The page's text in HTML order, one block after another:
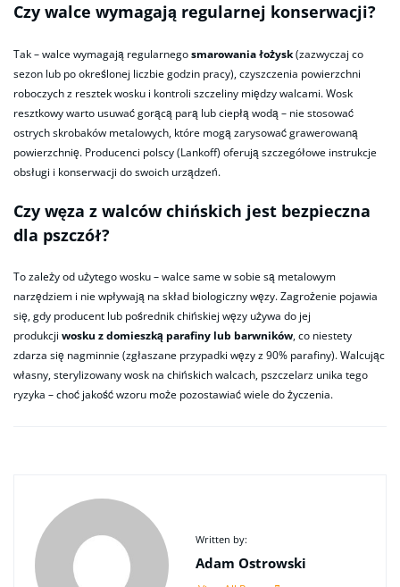
Czy walce wymagają regularnej konserwacji?
Tak – walce wymagają regularnegosmarowania łożysk(zazwyczaj co
sezon lub po określonej liczbie godzin pracy), czyszczenia powierzchni
roboczych z resztek wosku i kontroli szczeliny między walcami. Wosk
resztkowy warto usuwać gorącą parą lub ciepłą wodą – nie stosować
ostrych skrobaków metalowych, które mogą zarysować grawerowaną
powierzchnię. Producenci polscy (Lankoff) oferują szczegółowe instrukcje
obsługi i konserwacji do swoich urządzeń.
Czy węza z walców chińskich jest bezpieczna
dla pszczół?
To zależy od użytego wosku – walce same w sobie są metalowym
narzędziem i nie wpływają na skład biologiczny węzy. Zagrożenie pojawia
się, gdy producent lub pośrednik chińskiej węzy używa do jej
produkcji wosku z domieszką parafiny lub barwników, co niestety
zdarza się nagminnie (zgłaszane przypadki węzy z 90% parafiny). Walcując
własny, sterylizowany wosk na chińskich walcach, pszczelarz unika tego
ryzyka – choć jakość wzoru może pozostawiać wiele do życzenia.
Written by:
Adam Ostrowski